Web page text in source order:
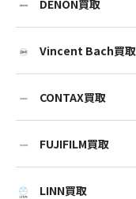
DENON買取
Vincent Bach買取
CONTAX買取
FUJIFILM買取
LINN買取